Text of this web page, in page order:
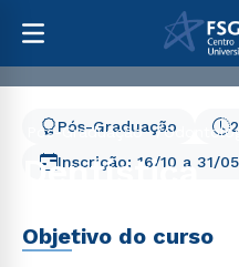
Pós-Graduação
Dentística
Pós-Graduação
Inscrição: 16/10 a 31/05
Objetivo do curso